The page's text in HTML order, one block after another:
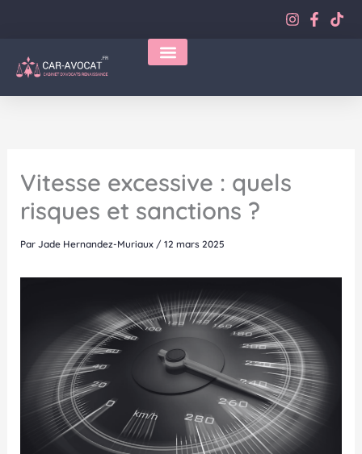
Vitesse excessive : quels
risques et sanctions ?
ParJade Hernandez-Muriaux /12 mars 2025